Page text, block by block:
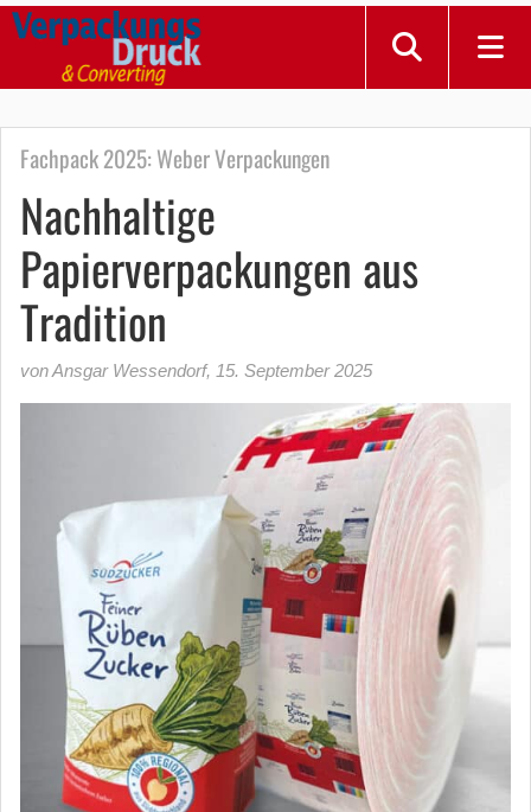
Fachpack 2025: Weber Verpackungen
Nachhaltige
Papierverpackungen aus
Tradition
von Ansgar Wessendorf, 15. September 2025